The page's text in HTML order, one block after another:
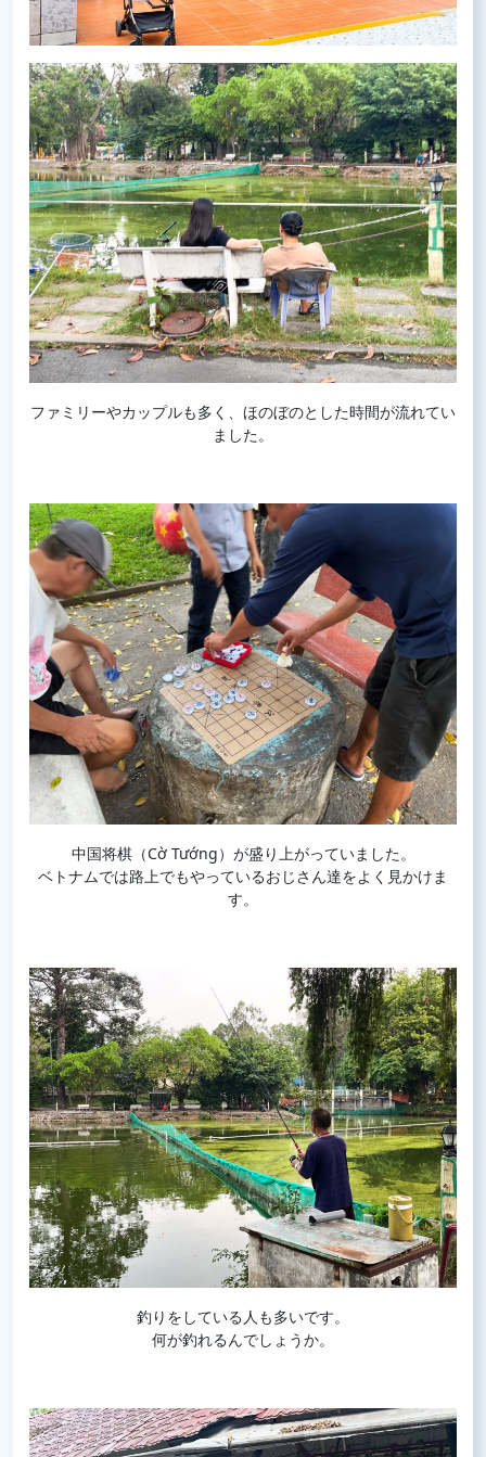
ファミリーやカップルも多く、ほのぼのとした時間が流れてい
ました。
中国将棋（Cờ Tướng）が盛り上がっていました。
ベトナムでは路上でもやっているおじさん達をよく見かけま
す。
釣りをしている人も多いです。
何が釣れるんでしょうか。